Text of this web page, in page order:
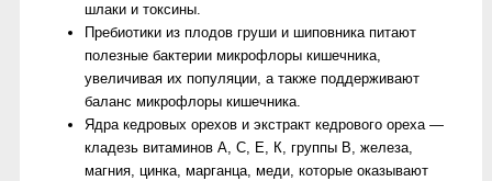
шлаки и токсины.
Пребиотики из плодов груши и шиповника питают
полезные бактерии микрофлоры кишечника,
увеличивая их популяции, а также поддерживают
баланс микрофлоры кишечника.
Ядра кедровых орехов и экстракт кедрового ореха —
кладезь витаминов А, С, Е, К, группы В, железа,
магния, цинка, марганца, меди, которые оказывают